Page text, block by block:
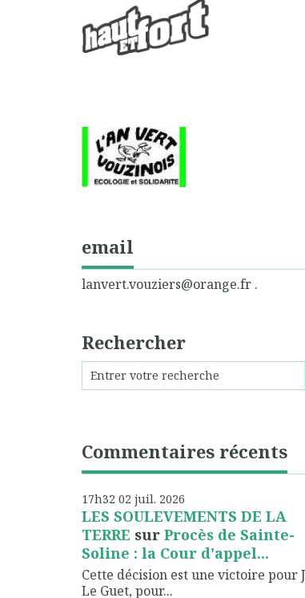
email
lanvert.vouziers@orange.fr .
Rechercher
Commentaires récents
17h32 02 juil. 2026
LES SOULEVEMENTS DE LA
TERRE sur Procès de Sainte-
Soline : la Cour d'appel...
Cette décision est une victoire pour
Le Guet, pour...